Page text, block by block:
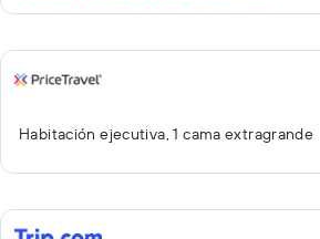
Habitación ejecutiva, 1 cama extragrande